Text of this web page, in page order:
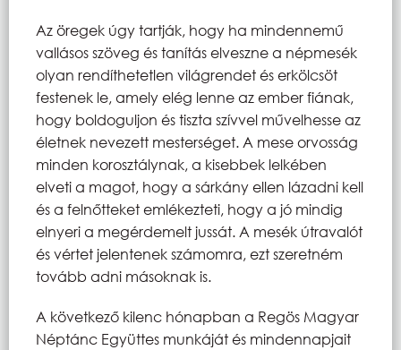
Az öregek úgy tartják, hogy ha mindennemű
vallásos szöveg és tanítás elveszne a népmesék
olyan rendíthetetlen világrendet és erkölcsöt
festenek le, amely elég lenne az ember fiának,
hogy boldoguljon és tiszta szívvel művelhesse az
életnek nevezett mesterséget. A mese orvosság
minden korosztálynak, a kisebbek lelkében
elveti a magot, hogy a sárkány ellen lázadni kell
és a felnőtteket emlékezteti, hogy a jó mindig
elnyeri a megérdemelt jussát. A mesék útravalót
és vértet jelentenek számomra, ezt szeretném
tovább adni másoknak is.
A következő kilenc hónapban a Regös Magyar
Néptánc Együttes munkáját és mindennapjait